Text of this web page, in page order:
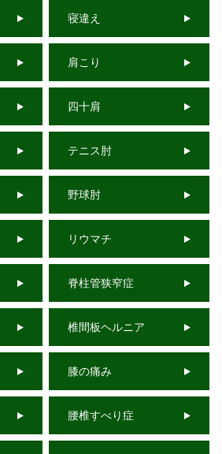
寝違え
肩こり
四十肩
テニス肘
野球肘
リウマチ
脊柱管狭窄症
椎間板ヘルニア
膝の痛み
腰椎すべり症